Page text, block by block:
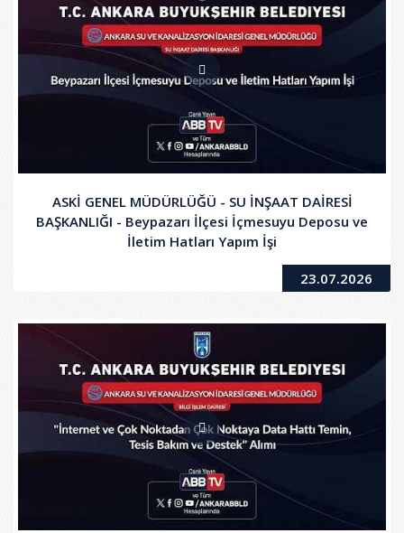
ASKİ GENEL MÜDÜRLÜĞÜ - SU İNŞAAT DAİRESİ
BAŞKANLIĞI - Beypazarı İlçesi İçmesuyu Deposu ve
İletim Hatları Yapım İşi
23.07.2026